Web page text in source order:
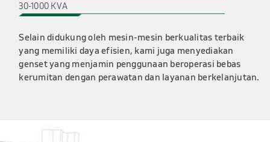
30-1000 KVA
Selain didukung oleh mesin-mesin berkualitas terbaik
yang memiliki daya efisien, kami juga menyediakan
genset yang menjamin penggunaan beroperasi bebas
kerumitan dengan perawatan dan layanan berkelanjutan.